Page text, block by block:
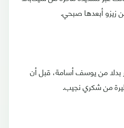
زيزو أبعدها صبحي.
من يوسف أسامة، قبل أن
من شكري نجيب.